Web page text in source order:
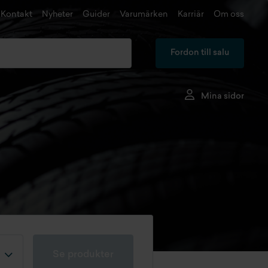
Kontakt Nyheter Guider Varumärken Karriär Om oss
Fordon till salu
Mina sidor